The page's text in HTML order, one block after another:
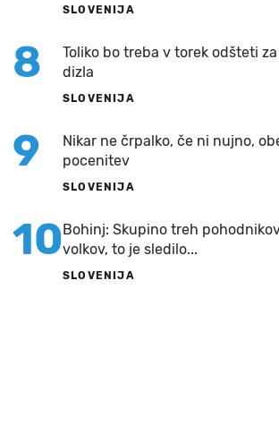
SLOVENIJA
8
Toliko bo treba v torek odšteti
dizla
SLOVENIJA
9
Nikar ne črpalko, če ni nujno,
pocenitev
SLOVENIJA
10Bohinj: Skupino treh
volkov, to je sledilo...
SLOVENIJA